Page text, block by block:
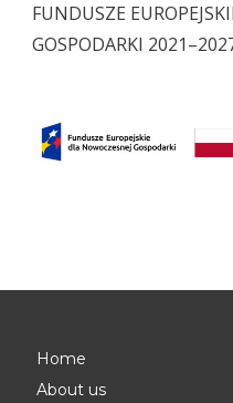
FUNDUSZE
GOSPODARKI
Home
About us